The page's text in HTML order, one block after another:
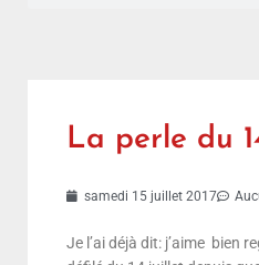
La perle du
samedi 15 juillet 2017
Je l’ai déjà dit: j’aime bien